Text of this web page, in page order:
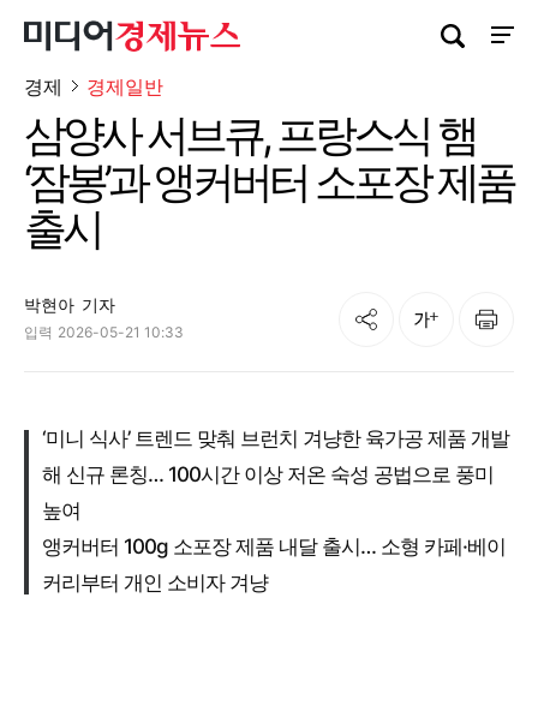
사이
검색창 열기
경제 경제일반
삼양사 서브큐, 프랑스식 햄
‘잠봉’과 앵커버터 소포장 제품
출시
박현아 기자
입력 2026-05-21 10:33
공유 글자크기 인쇄
‘미니 식사’ 트렌드 맞춰 브런치 겨냥한 육가공 제품 개발
해 신규 론칭… 100시간 이상 저온 숙성 공법으로 풍미
높여
앵커버터 100g 소포장 제품 내달 출시… 소형 카페·베이
커리부터 개인 소비자 겨냥